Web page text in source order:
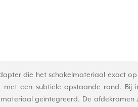
die het schakelmateriaal exact
een subtiele opstaande rand. Bij
geïntegreerd. De afdekramen